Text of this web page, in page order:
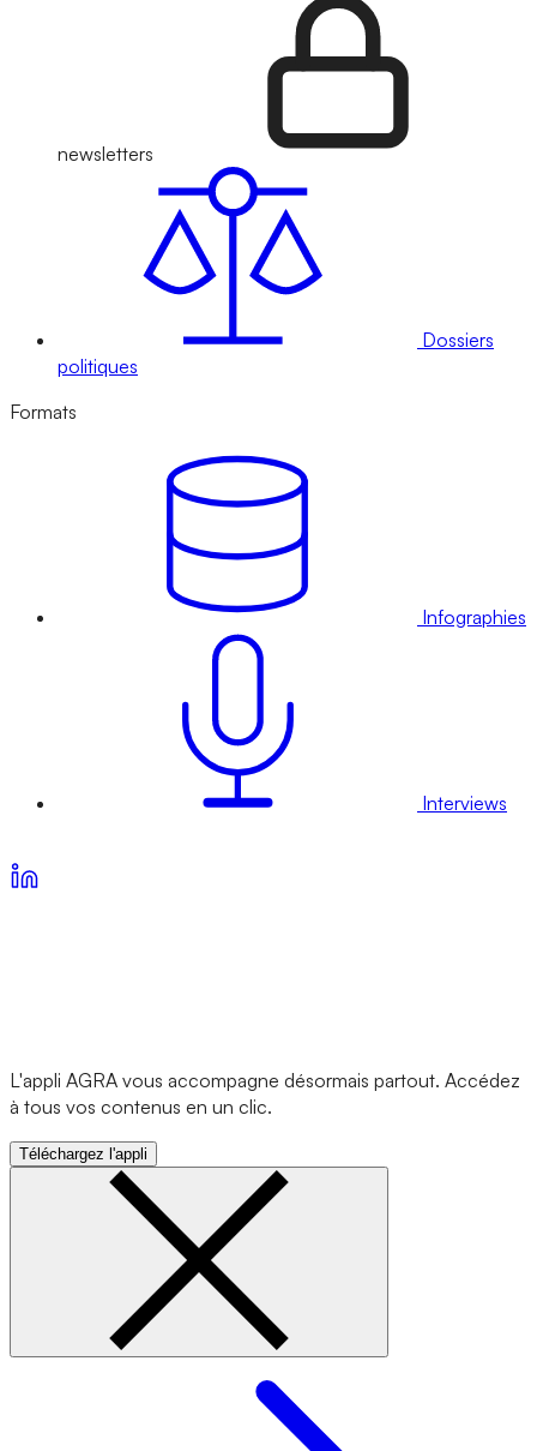
newsletters
Dossiers
politiques
Formats
Infographies
Interviews
L'appli AGRA vous accompagne désormais partout. Accédez
à tous vos contenus en un clic.
Téléchargez l'appli